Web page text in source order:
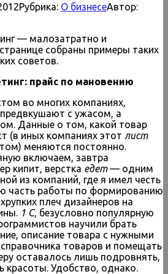
Рубрика: О бизнесеАвтор:
— малозатратно и
собраны примеры таких
советов.
прайс по мановению
во многих компаниях,
с ужасом, а
Данные о том, какой товар
(в иных компаниях этот лист
меняются постоянно.
включаем, завтра
кипит, верстка едет— одним
из компаний, где я имел честь
часть работы по формированию
плеч дизайнеров на
1 С, безусловно популярную
научили брать
описание товара с нужными
товаров и помещать
оставалось лишь подровнять,
красоты. Удобство, однако.